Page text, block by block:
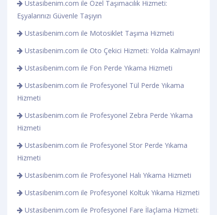
Ustasibenim.com ile Özel Taşımacılık Hizmeti:
Eşyalarınızı Güvenle Taşıyın
Ustasibenim.com ile Motosiklet Taşıma Hizmeti
Ustasibenim.com ile Oto Çekici Hizmeti: Yolda Kalmayın!
Ustasibenim.com ile Fon Perde Yıkama Hizmeti
Ustasibenim.com ile Profesyonel Tül Perde Yıkama
Hizmeti
Ustasibenim.com ile Profesyonel Zebra Perde Yıkama
Hizmeti
Ustasibenim.com ile Profesyonel Stor Perde Yıkama
Hizmeti
Ustasibenim.com ile Profesyonel Halı Yıkama Hizmeti
Ustasibenim.com ile Profesyonel Koltuk Yıkama Hizmeti
Ustasibenim.com ile Profesyonel Fare İlaçlama Hizmeti: